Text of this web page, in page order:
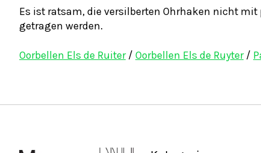
Es ist ratsam, die versilberten Ohrhaken nicht
getragen werden.
Oorbellen Els de Ruiter/ Oorbellen Els de Ruyter/